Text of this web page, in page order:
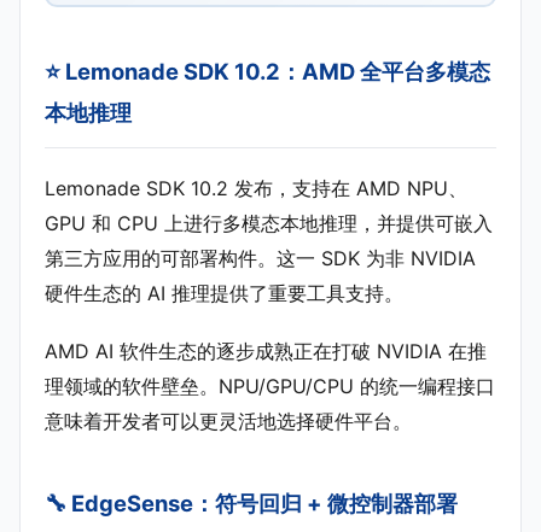
⭐ Lemonade SDK 10.2：AMD 全平台多模态
本地推理
Lemonade SDK 10.2 发布，支持在 AMD NPU、
GPU 和 CPU 上进行多模态本地推理，并提供可嵌入
第三方应用的可部署构件。这一 SDK 为非 NVIDIA
硬件生态的 AI 推理提供了重要工具支持。
AMD AI 软件生态的逐步成熟正在打破 NVIDIA 在推
理领域的软件壁垒。NPU/GPU/CPU 的统一编程接口
意味着开发者可以更灵活地选择硬件平台。
🔧 EdgeSense：符号回归 + 微控制器部署